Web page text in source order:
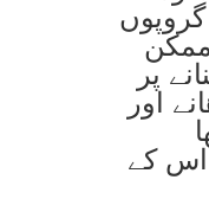
پر
اور
اس کے